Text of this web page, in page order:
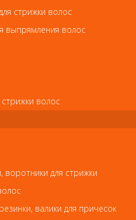
серия Pro You
баланса кожи головы
на сайте.
реального
на сайте не является
товара.
стрижки волос
выпрямления волос
волос
для стрижки
валики для причесок